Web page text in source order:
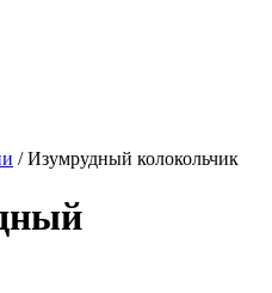
/ Изумрудный колокольчик